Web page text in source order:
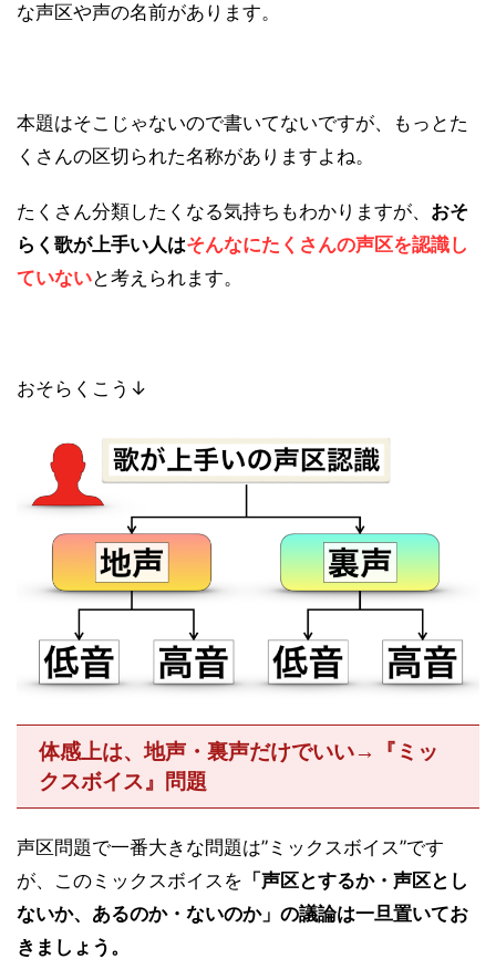
な声区や声の名前があります。
本題はそこじゃないので書いてないですが、もっとた
くさんの区切られた名称がありますよね。
たくさん分類したくなる気持ちもわかりますが、 おそ
らく歌が上手い人はそんなにたくさんの声区を認識し
ていないと考えられます。
おそらくこう↓
体感上は、地声・裏声だけでいい→『ミッ
クスボイス』問題
声区問題で一番大きな問題は”ミックスボイス”です
が、このミックスボイスを 「声区とするか・声区とし
ないか、あるのか・ないのか」の議論は一旦置いてお
きましょう。